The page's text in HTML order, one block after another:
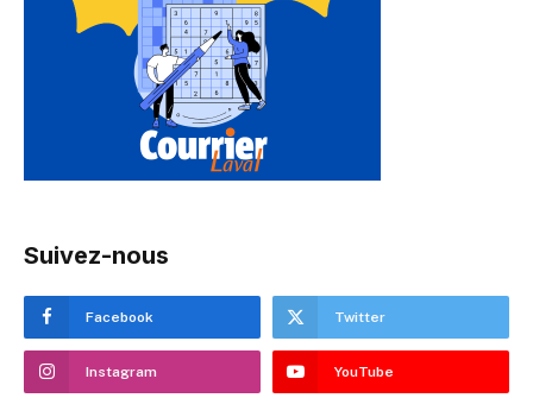
Suivez-nous
Facebook Twitter
Instagram YouTube